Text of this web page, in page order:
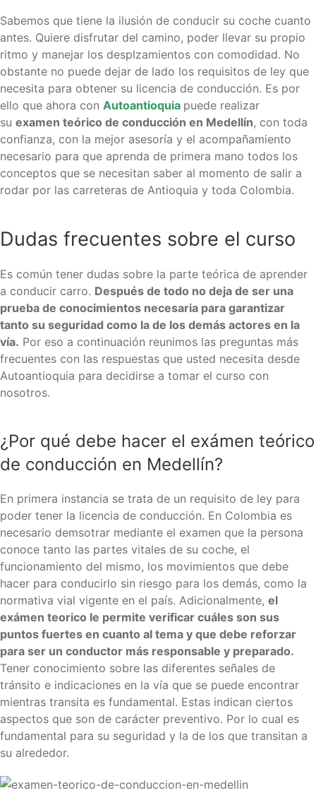
(Vehículo Servicio Publico)
Recategorización C1 a C2
(Vehículo Pesado Servicio
Publico)
Renovación de licencias de
conducción en Medellín
Evaluación teórico práctica de
conductores
Licencia internacional
Vehículos
Instalaciones
Noticias
Sabemos que tiene la ilusión de conducir su coche cuanto
antes. Quiere disfrutar del camino, poder llevar su propio
ritmo y manejar los desplzamientos con comodidad. No
obstante no puede dejar de lado los requisitos de ley que
necesita para obtener su licencia de conducción. Es por
ello que ahora con Autoantioquia puede realizar
su examen teórico de conducción en Medellín, con toda
confianza, con la mejor asesoría y el acompañamiento
necesario para que aprenda de primera mano todos los
conceptos que se necesitan saber al momento de salir a
rodar por las carreteras de Antioquia y toda Colombia.
Dudas frecuentes sobre el curso
Es común tener dudas sobre la parte teórica de aprender
a conducir carro. Después de todo no deja de ser una
prueba de conocimientos necesaria para garantizar
tanto su seguridad como la de los demás actores en la
vía. Por eso a continuación reunimos las preguntas más
frecuentes con las respuestas que usted necesita desde
Autoantioquia para decidirse a tomar el curso con
nosotros.
¿Por qué debe hacer el exámen teórico
de conducción en Medellín?
En primera instancia se trata de un requisito de ley para
poder tener la licencia de conducción. En Colombia es
necesario demsotrar mediante el examen que la persona
conoce tanto las partes vitales de su coche, el
funcionamiento del mismo, los movimientos que debe
hacer para conducirlo sin riesgo para los demás, como la
normativa vial vigente en el país. Adicionalmente, el
exámen teorico le permite verificar cuáles son sus
puntos fuertes en cuanto al tema y que debe reforzar
para ser un conductor más responsable y preparado.
Tener conocimiento sobre las diferentes señales de
tránsito e indicaciones en la vía que se puede encontrar
mientras transita es fundamental. Estas indican ciertos
aspectos que son de carácter preventivo. Por lo cual es
fundamental para su seguridad y la de los que transitan a
su alrededor.